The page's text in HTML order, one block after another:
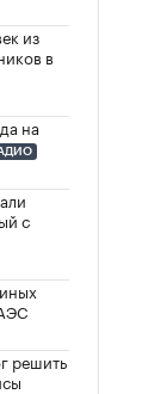
из
в
на
с
решить